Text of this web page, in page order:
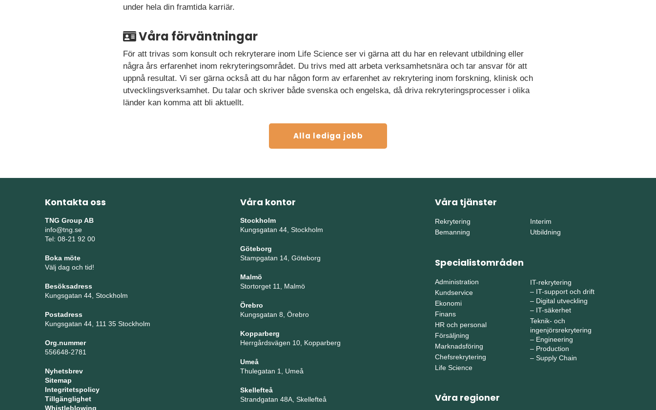
under hela din framtida karriär.
Våra förväntningar
För att trivas som konsult och rekryterare inom Life Science ser vi gärna att du har en relevant utbildning eller
några års erfarenhet inom rekryteringsområdet. Du trivs med att arbeta verksamhetsnära och tar ansvar för att
uppnå resultat. Vi ser gärna också att du har någon form av erfarenhet av rekrytering inom forskning, klinisk och
utvecklingsverksamhet. Du talar och skriver både svenska och engelska, då driva rekryteringsprocesser i olika
länder kan komma att bli aktuellt.
Alla lediga jobb
Kontakta oss
TNG Group AB
info@tng.se
Tel: 08-21 92 00
Boka möte
Välj dag och tid!
Besöksadress
Kungsgatan 44, Stockholm
Postadress
Kungsgatan 44, 111 35 Stockholm
Org.nummer
556648-2781
Nyhetsbrev
Sitemap
Integritetspolicy
Tillgänglighet
Whistleblowing
Våra kontor
Stockholm
Kungsgatan 44, Stockholm
Göteborg
Stampgatan 14, Göteborg
Malmö
Stortorget 11, Malmö
Örebro
Kungsgatan 8, Örebro
Kopparberg
Herrgårdsvägen 10, Kopparberg
Umeå
Thulegatan 1, Umeå
Skellefteå
Strandgatan 48A, Skellefteå
Våra tjänster
Rekrytering
Bemanning
Interim
Utbildning
Specialistområden
Administration
Kundservice
Ekonomi
Finans
HR och personal
Försäljning
Marknadsföring
Chefsrekrytering
Life Science
IT-rekrytering
– IT-support och drift
– Digital utveckling
– IT-säkerhet
Teknik- och
ingenjörsrekrytering
– Engineering
– Production
– Supply Chain
Våra regioner